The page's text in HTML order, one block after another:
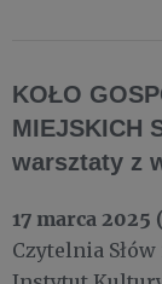
KOŁO
MIEJSKICH
warsztaty z
17 marca 2025
Czytelnia